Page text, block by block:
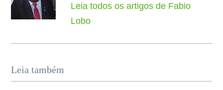
Leia todos os artigos de Fabio
Lobo
Leia também